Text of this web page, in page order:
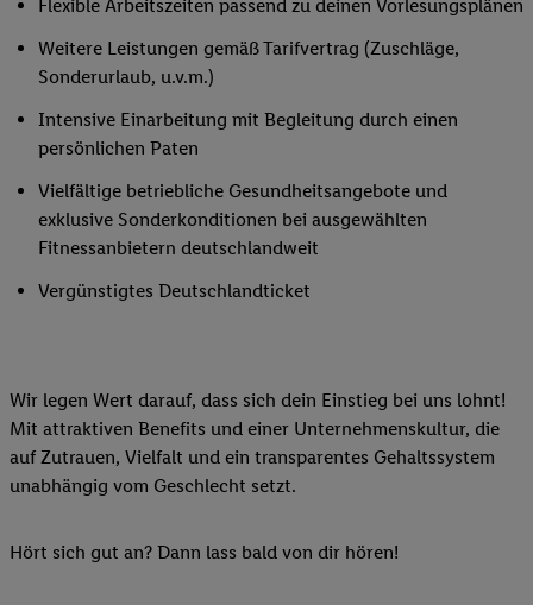
Flexible Arbeitszeiten passend zu deinen Vorlesungsplänen
Weitere Leistungen gemäß Tarifvertrag (Zuschläge,
Sonderurlaub, u.v.m.)
Intensive Einarbeitung mit Begleitung durch einen
persönlichen Paten
Vielfältige betriebliche Gesundheitsangebote und
exklusive Sonderkonditionen bei ausgewählten
Fitnessanbietern deutschlandweit
Vergünstigtes Deutschlandticket
Wir legen Wert darauf, dass sich dein Einstieg bei uns lohnt!
Mit attraktiven Benefits und einer Unternehmenskultur, die
auf Zutrauen, Vielfalt und ein transparentes Gehaltssystem
unabhängig vom Geschlecht setzt.
Hört sich gut an? Dann lass bald von dir hören!